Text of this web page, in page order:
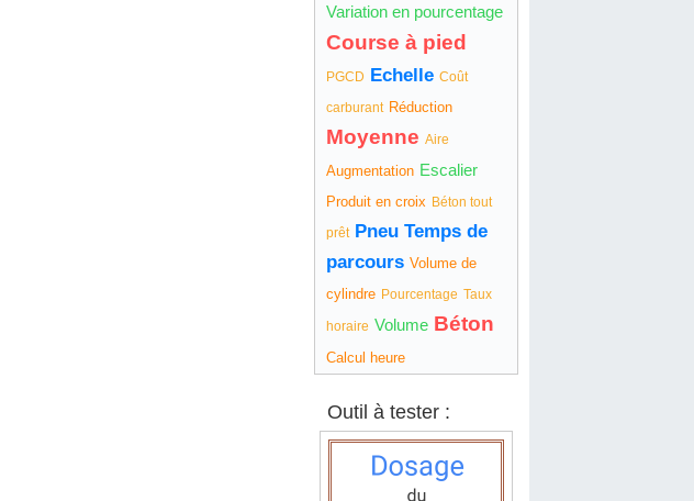
Variation en pourcentage
Course à pied
PGCD Echelle Coût
carburant Réduction
Moyenne Aire
Augmentation Escalier
Produit en croix Béton tout
prêt Pneu Temps de
parcours Volume de
cylindre Pourcentage Taux
horaire Volume Béton
Calcul heure
Outil à tester :